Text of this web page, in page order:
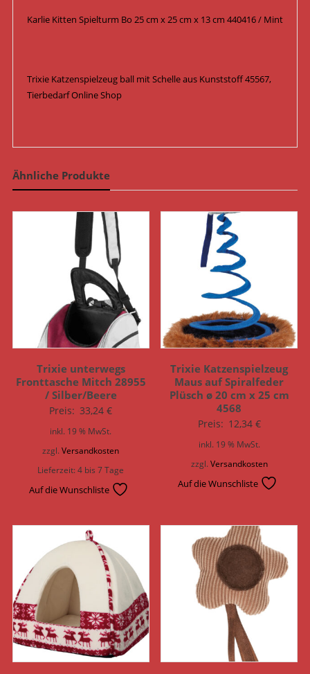
Karlie Kitten Spielturm Bo 25 cm x 25 cm x 13 cm 440416 / Mint
Trixie Katzenspielzeug ball mit Schelle aus Kunststoff 45567,
Tierbedarf Online Shop
Ähnliche Produkte
Trixie unterwegs
Fronttasche Mitch 28955
/ Silber/Beere
Preis: 33,24€
inkl. 19 % MwSt.
zzgl.Versandkosten
Lieferzeit:4 bis 7 Tage
Auf die Wunschliste
Trixie Katzenspielzeug
Maus auf Spiralfeder
Plüsch ø 20 cm x 25 cm
4568
Preis: 12,34 €
inkl. 19 % MwSt.
zzgl. Versandkosten
Auf die Wunschliste